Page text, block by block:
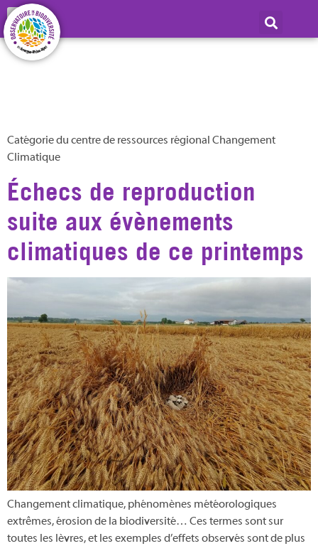
Catégorie :
Changement
Catégorie du centre de ressources régional Changement
Climatique
Échecs de reproduction
suite aux évènements
climatiques de ce printemps
Changement climatique, phénomènes météorologiques
extrêmes, érosion de la biodiversité… Ces termes sont sur
toutes les lèvres, et les exemples d’effets observés sont de plus